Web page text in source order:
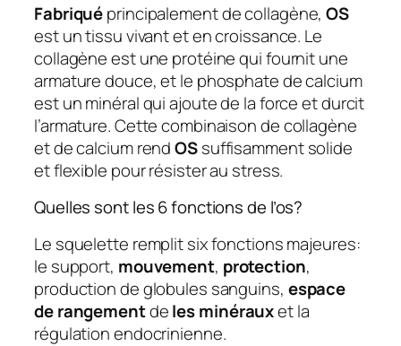
Fabriquéprincipalement de collagène,OS
est un tissu vivant et en croissance. Le
collagène est une protéine qui fournit une
armature douce, et le phosphate de calcium
est un minéral qui ajoute de la force et durcit
l’armature. Cette combinaison de collagène
et de calcium rendOSsuffisamment solide
et flexible pour résister au stress.
Quelles sont les 6 fonctions de l’os?
Le squelette remplit six fonctions majeures:
le support, mouvement, protection,
production de globules sanguins, espace
de rangementdeles minérauxet la
régulation endocrinienne.